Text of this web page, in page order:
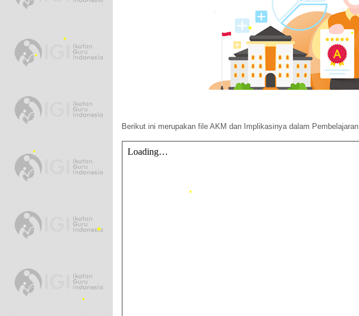
Berikut ini merupakan file AKM dan Implikasinya dalam Pembelajaran
•